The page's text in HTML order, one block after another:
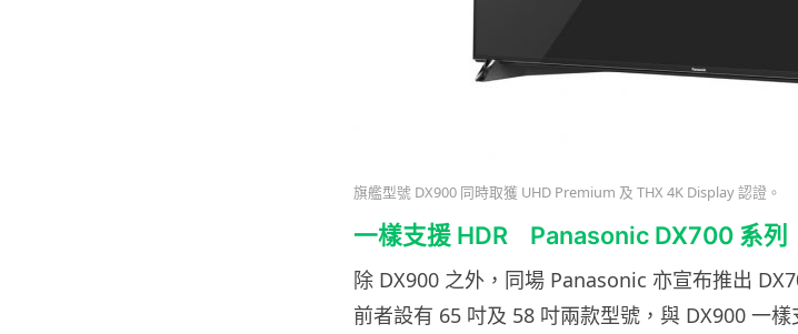
旗艦型號 DX900 同時取獲 UHD Premium 及 THX 4K Display 認證。
一樣支援 HDR Panasonic DX700 系列
除 DX900 之外，同場 Panasonic 亦宣布推出
前者設有 65 吋及 58 吋兩款型號，與 DX900 一樣